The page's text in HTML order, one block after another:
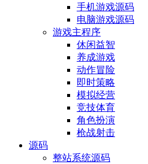
手机游戏源码
电脑游戏源码
游戏主程序
休闲益智
养成游戏
动作冒险
即时策略
模拟经营
竞技体育
角色扮演
枪战射击
源码
整站系统源码